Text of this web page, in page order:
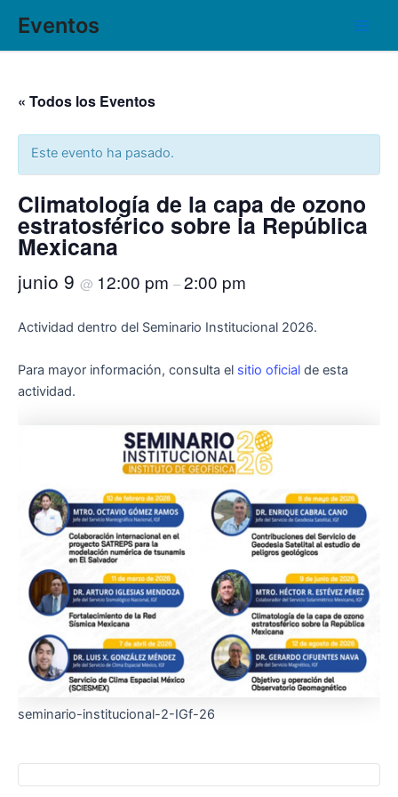
contenido
Eventos
Main
« Todos los Eventos
Este evento ha pasado.
Climatología de la capa de ozono
estratosférico sobre la República
Mexicana
junio 9 @ 12:00 pm –2:00 pm
Actividad dentro del Seminario Institucional 2026.
Para mayor información, consulta el sitio oficial de esta
actividad.
seminario-institucional-2-IGf-26